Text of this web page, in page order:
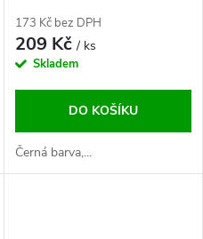
173 Kč bez DPH
209 Kč/ ks
Skladem
DO KOŠÍKU
Černá barva,...